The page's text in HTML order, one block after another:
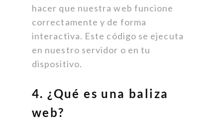
hacer que nuestra web funcione
correctamente y de forma
interactiva. Este código se ejecuta
en nuestro servidor o en tu
dispositivo.
4. ¿Qué es una baliza
web?